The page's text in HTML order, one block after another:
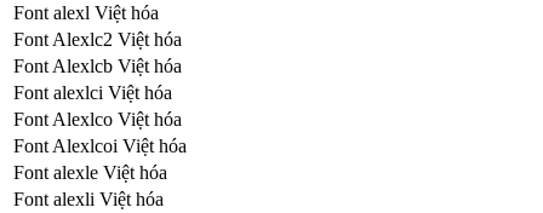
Font alexl Việt hóa
Font Alexlc2 Việt hóa
Font Alexlcb Việt hóa
Font alexlci Việt hóa
Font Alexlco Việt hóa
Font Alexlcoi Việt hóa
Font alexle Việt hóa
Font alexli Việt hóa